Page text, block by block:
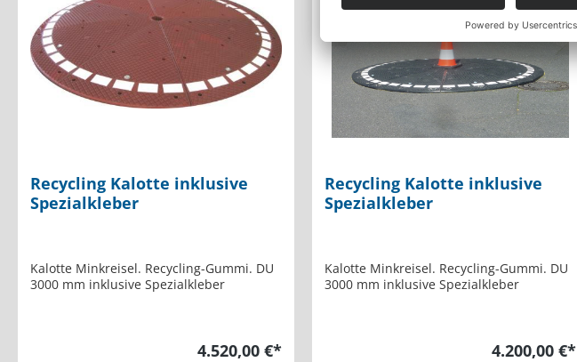
Recycling Kalotte inklusive
Spezialkleber
Kalotte Minkreisel. Recycling-Gummi. DU
3000 mm inklusive Spezialkleber
4.520,00 €*
Recycling Kalotte inklusive
Spezialkleber
Kalotte Minkreisel. Recycling-Gummi. DU
3000 mm inklusive Spezialkleber
4.200,00 €*